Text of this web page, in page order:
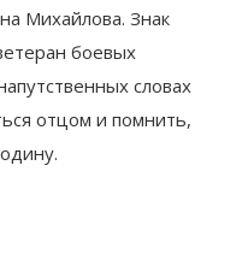
Михайлова. Знак
боевых
словах
отцом и помнить,